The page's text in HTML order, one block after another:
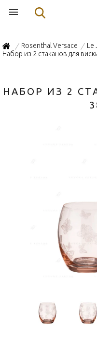
/ Rosenthal Versace / Le
Набор из 2 стаканов для
НАБОР ИЗ 2